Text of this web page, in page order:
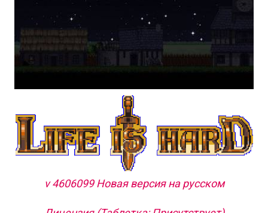
v 4606099 Новая версия на русском